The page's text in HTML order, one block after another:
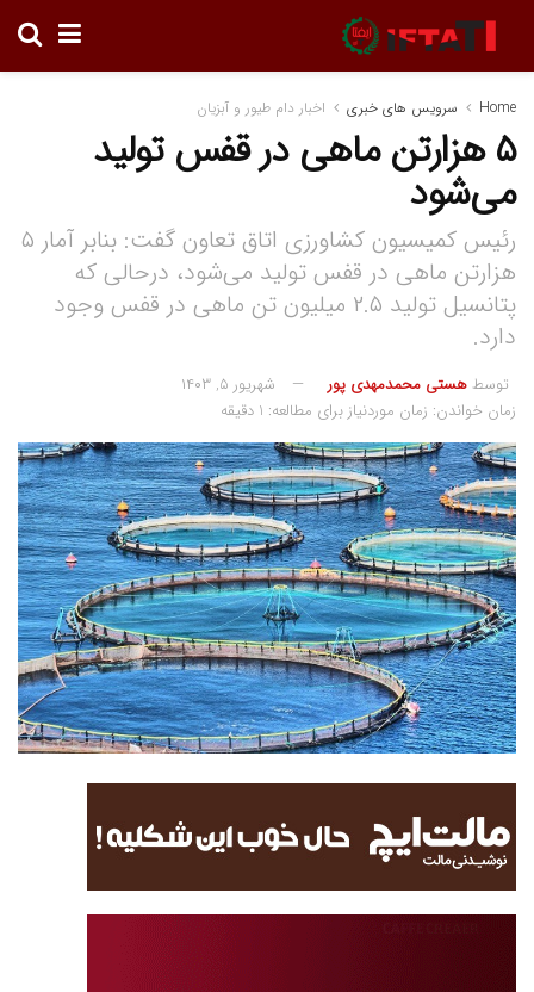
Home سرویس های خبری اخبار دام طیور و آبزیان
۵ هزارتن ماهی در قفس تولید
می‌شود
رئیس کمیسیون کشاورزی اتاق تعاون گفت: بنابر آمار ۵
هزارتن ماهی در قفس تولید می‌شود، درحالی که
پتانسیل تولید ۲.۵ میلیون تن ماهی در قفس وجود
دارد.
توسط هستی محمدمهدی پور
شهریور ۵, ۱۴۰۳
زمان خواندن: زمان موردنیاز برای مطالعه: 1 دقیقه